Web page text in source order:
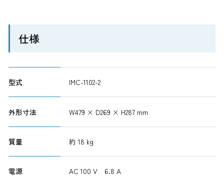
仕様
型式 IMC-1102-2
外形寸法 W479 × D269 × H287 mm
質量 約 18 kg
電源 AC 100 V 6.8 A